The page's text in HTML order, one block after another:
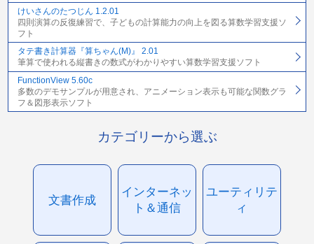
けいさんのたつじん 1.2.01
四則演算の反復練習で、子どもの計算能力の向上を図る算数学習支援ソ
フト
タテ書き計算器『算ちゃん(M)』 2.01
筆算で使われる縦書きの数式がわかりやすい算数学習支援ソフト
FunctionView 5.60c
多数のデモサンプルが用意され、アニメーション表示も可能な関数グラ
フ＆図形表示ソフト
カテゴリーから選ぶ
文書作成
インターネッ
ト＆通信
ユーティリテ
ィ